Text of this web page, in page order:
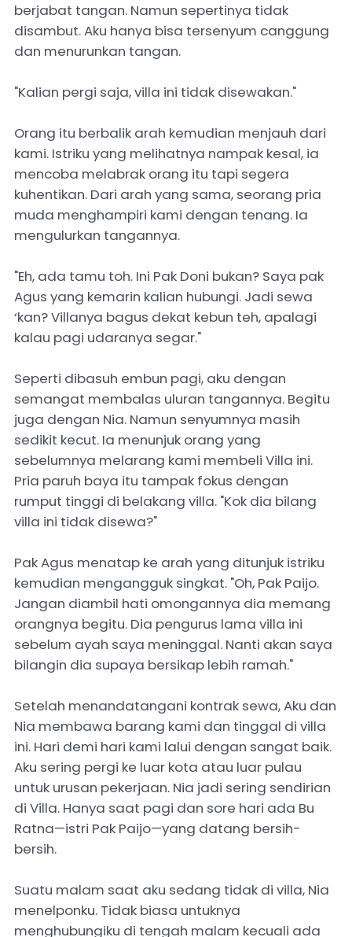
berjabat tangan. Namun sepertinya tidak
disambut. Aku hanya bisa tersenyum canggung
dan menurunkan tangan.
"Kalian pergi saja, villa ini tidak disewakan."
Orang itu berbalik arah kemudian menjauh dari
kami. Istriku yang melihatnya nampak kesal, ia
mencoba melabrak orang itu tapi segera
kuhentikan. Dari arah yang sama, seorang pria
muda menghampiri kami dengan tenang. Ia
mengulurkan tangannya.
"Eh, ada tamu toh. Ini Pak Doni bukan? Saya pak
Agus yang kemarin kalian hubungi. Jadi sewa
‘kan? Villanya bagus dekat kebun teh, apalagi
kalau pagi udaranya segar."
Seperti dibasuh embun pagi, aku dengan
semangat membalas uluran tangannya. Begitu
juga dengan Nia. Namun senyumnya masih
sedikit kecut. Ia menunjuk orang yang
sebelumnya melarang kami membeli Villa ini.
Pria paruh baya itu tampak fokus dengan
rumput tinggi di belakang villa. "Kok dia bilang
villa ini tidak disewa?"
Pak Agus menatap ke arah yang ditunjuk istriku
kemudian mengangguk singkat. "Oh, Pak Paijo.
Jangan diambil hati omongannya dia memang
orangnya begitu. Dia pengurus lama villa ini
sebelum ayah saya meninggal. Nanti akan saya
bilangin dia supaya bersikap lebih ramah."
Setelah menandatangani kontrak sewa, Aku dan
Nia membawa barang kami dan tinggal di villa
ini. ‎Hari demi hari kami lalui dengan sangat baik.
Aku sering pergi ke luar kota atau luar pulau
untuk urusan pekerjaan. Nia jadi sering sendirian
di Villa. Hanya saat pagi dan sore hari ada Bu
Ratna—istri Pak Paijo—yang datang bersih-
bersih. ‎
Suatu malam saat aku sedang tidak di villa, Nia
menelponku. Tidak biasa untuknya
menghubungiku di tengah malam kecuali ada